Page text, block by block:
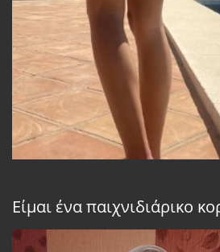
Είμαι ένα παιχνιδιάρικο